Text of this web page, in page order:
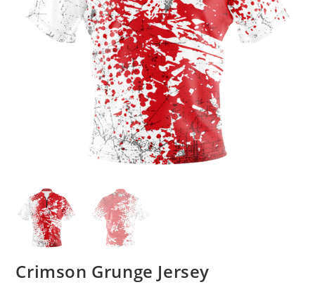
Crimson Grunge Jersey